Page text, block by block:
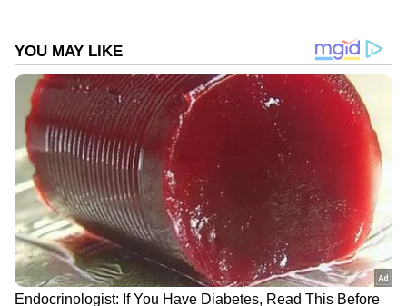
അടിസ്ഥാനത്തിലാണ് റീ കൗണ്ടിംഗ് നടത്തിയത്.
ആ കത്ത് പോലും ഉചിതമായ മാർഗ്ഗത്തിലല്ല
എന്ന് കോടതിയുടെ നിരീക്ഷണം പ്രസക്തമാണ്.
റീ കൗണ്ടിംഗിൽ ഒട്ടനവധി അനഭലഷണീയ
പ്രവണതകൾ നടന്നതുകൊണ്ടാണ് കെ എസ്
യുവിന് റീകൗണ്ടിങ് ഒരു ഘട്ടത്തിൽ
ബഹിഷ്ക്കരിക്കേണ്ട സാഹചര്യമുണ്ടായത്. കെ
എസ്‌ യു ഉന്നയിച്ച ആരോപണങ്ങൾ
ശരിയാണെന്ന് ബഹു ഹൈക്കോടതിയും
നിരീക്ഷിച്ചിട്ടുള്ളതാണ്.
DOWNLOAD APP